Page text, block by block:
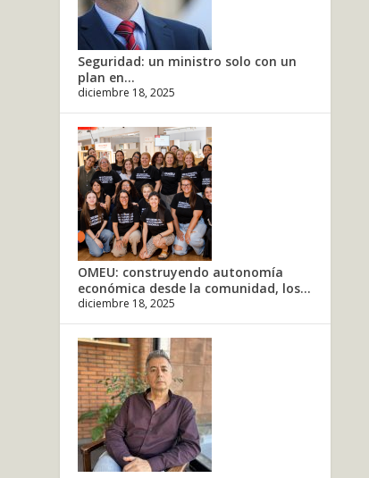
Seguridad: un ministro solo con un
plan en...
diciembre 18, 2025
OMEU: construyendo autonomía
económica desde la comunidad, los...
diciembre 18, 2025